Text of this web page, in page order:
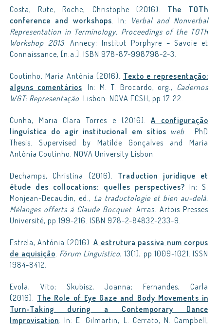
Costa, Rute; Roche, Christophe (2016). The TOTh
conference and workshops. In:
Verbal and Nonverbal
Representation in Terminology. Proceedings of the TOTh
Workshop 2013. Annecy: Institut Porphyre – Savoie et
Connaissance, [n.a.]. ISBN 978-87-998798-2-3.
Coutinho, Maria Antónia (2016). Texto e representação:
alguns comentários. In: M. T. Brocardo, org., Cadernos
WGT: Representação. Lisbon: NOVA FCSH, pp.17-22.
Cunha, Maria Clara Torres e (2016).A configuração
linguística do agir institucional em sítios web. PhD
Thesis. Supervised by Matilde Gonçalves and Maria
Antónia Coutinho. NOVA University Lisbon.
Dechamps, Christina (2016). Traduction juridique et
étude des collocations: quelles perspectives? In: S.
Monjean-Decaudin, ed., La traductologie et bien au-delà.
Mélanges offerts à Claude Bocquet. Arras: Artois Presses
Université, pp.199-216. ISBN 978-2-84832-233-9.
Estrela, Antónia (2016).A estrutura passiva num corpus
de aquisição. Fórum Linguístico, 13(1), pp.1009-1021. ISSN
1984-8412.
Evola, Vito; Skubisz, Joanna; Fernandes, Carla
(2016). The Role of Eye Gaze and Body Movements in
Turn-Taking during a Contemporary Dance
Improvisation. In: E. Gilmartin, L. Cerrato, N. Campbell,